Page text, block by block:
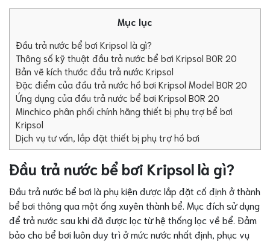
Mục lục
Đầu trả nước bể bơi Kripsol là gì?
Thông số kỹ thuật đầu trả nước bể bơi Kripsol BOR 20
Bản vẽ kích thước đầu trả nước Kripsol
Đặc điểm của đầu trả nước hồ bơi Kripsol Model BOR 20
Ứng dụng của đầu trả nước bể bơi Kripsol BOR 20
Minchico phân phối chính hãng thiết bị phụ trợ bể bơi
Kripsol
Dịch vụ tư vấn, lắp đặt thiết bị phụ trợ hồ bơi
Đầu trả nước bể bơi Kripsol là gì?
Đầu trả nước bể bơi là phụ kiện được lắp đặt cố định ở thành
bể bơi thông qua một ống xuyên thành bể. Mục đích sử dụng
để trả nước sau khi đã được lọc từ hệ thống lọc về bể. Đảm
bảo cho bể bơi luôn duy trì ở mức nước nhất định, phục vụ